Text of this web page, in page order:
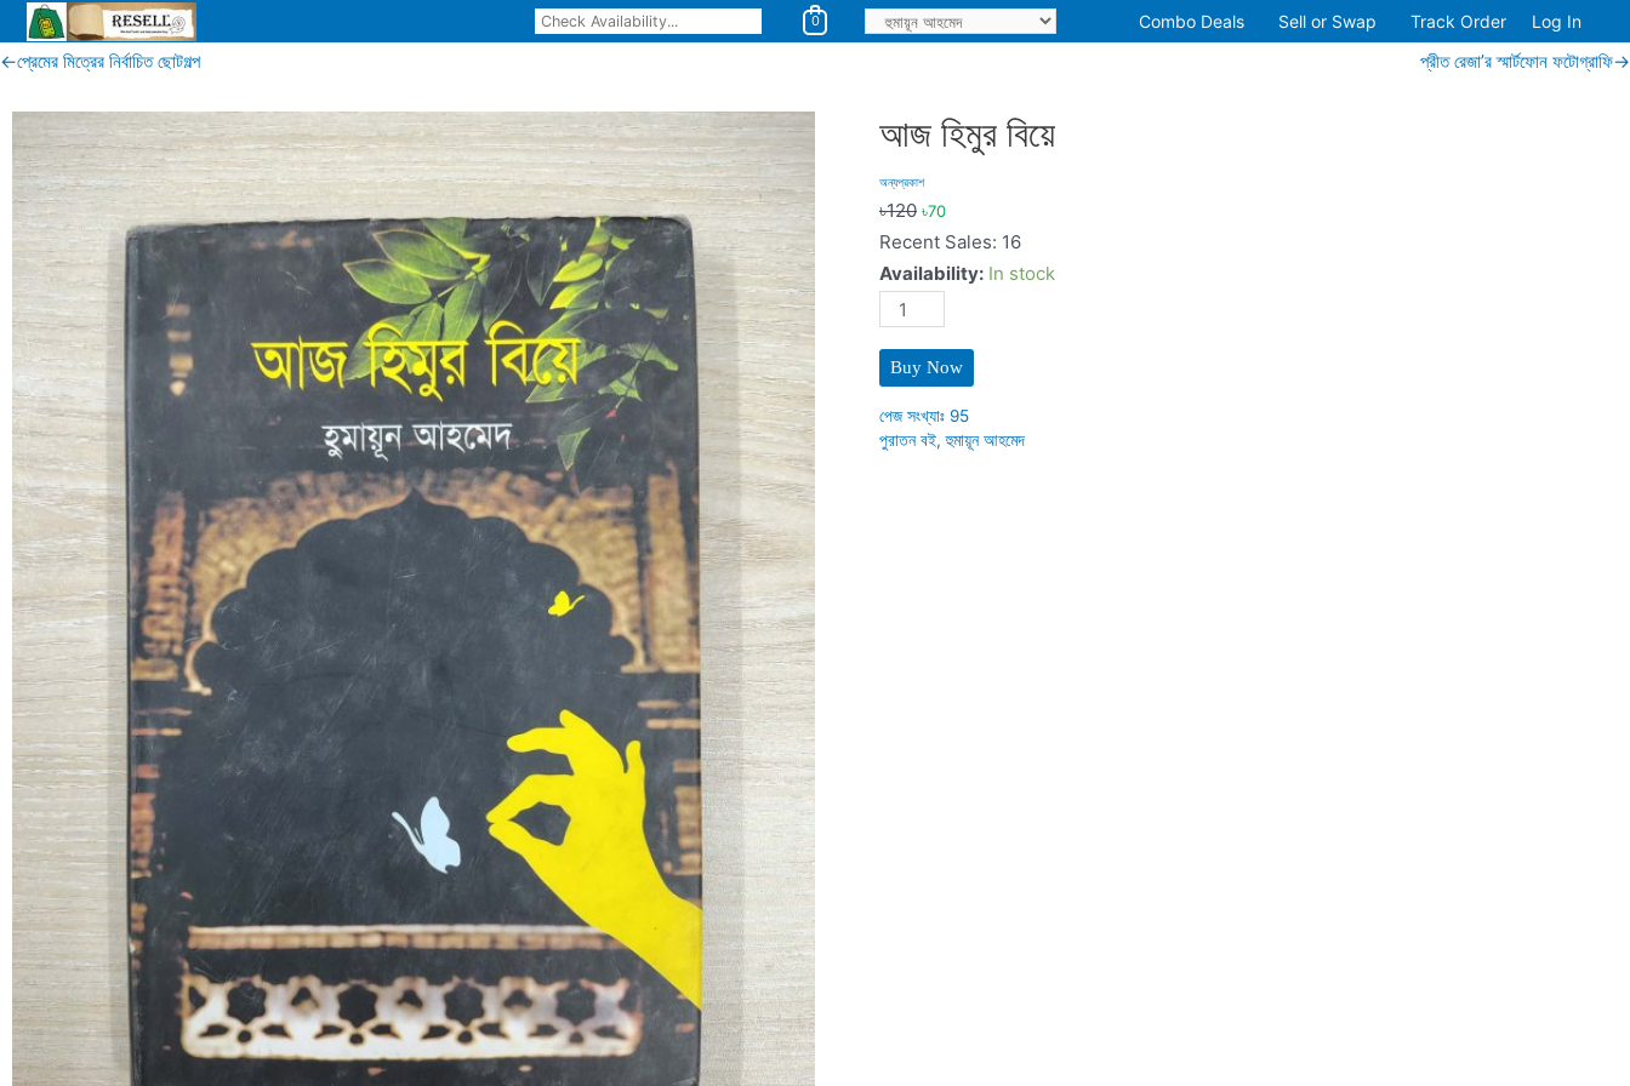
Skip
content
0 Combo Deals Sell or Swap Track Order Log In
←প্রেমের মিত্রের নির্বাচিত ছোটগল্প প্রীত রেজা’র স্মার্টফোন ফটোগ্রাফি→
আজ হিমুর বিয়ে
অন্যপ্রকাশ
৳120 ৳70
Recent Sales: 16
Availability: In stock
আজ
হিমুর
বিয়ে
quantity
Buy Now
পেজ সংখ্যাঃ 95
পুরাতন বই,হুমায়ূন আহমেদ